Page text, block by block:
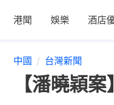
港聞 娛樂 酒店
中國 台灣新聞
【潘曉穎